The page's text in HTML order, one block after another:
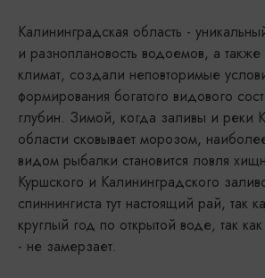
Калининградская область -
и разноплановость водоемов, а
климат, создали неповторимые
формирования богатого видового
глубин. Зимой, когда заливы и реки
области сковывает морозом,
видом рыбалки становится ловля
Куршского и Калининградского
спиннингиста тут настоящий рай, так
круглый год по открытой воде, так
- не замерзает.